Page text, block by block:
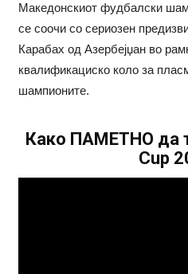
Македонскиот фудбалски
се соочи со сериозен
Карабах од Азербејџан во
квалификациско коло за
шампионите.
Како ПАМЕТНО да
Cup